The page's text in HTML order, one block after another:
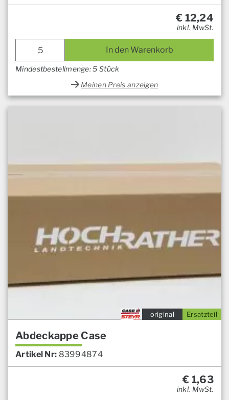
€ 12,24
inkl. MwSt.
In den Warenkorb
Mindestbestellmenge: 5 Stück
Meinen Preis anzeigen
Ersatzteil
original
Abdeckappe Case
Artikel Nr: 83994874
€ 1,63
inkl. MwSt.